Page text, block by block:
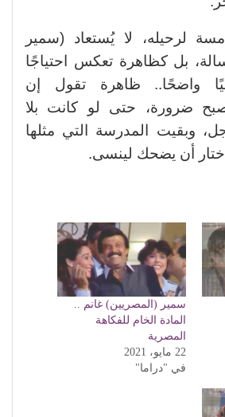
لرحيله، لا يُستعاد (سمير
بل كظاهرة تعكس احتياجًا
واضحًا.. ظاهرة تقول إن
ضرورة، حتى لو كانت بلا
وبقيت المدرسة التي مثلها
أن يضحك لينسى.
سمير (المصريين) غانم ..
المادة الخام للفكاهة
المصرية
22 مايو، 2021
في "دراما"